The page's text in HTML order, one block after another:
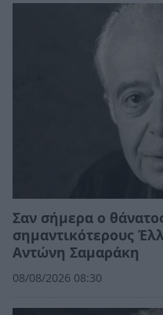
Σαν σήμερα ο
σημαντικότερους
Αντώνη Σαμαράκη
08/08/2026 08:30